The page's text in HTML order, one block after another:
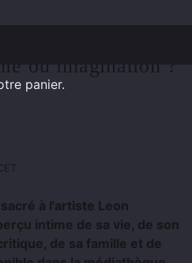
panier.
ou imagination ?
à l'artiste Leon
intime de sa vie, de son
de sa famille et de